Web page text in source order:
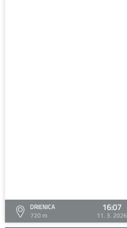
DRIENICA
720 m
16:07
11. 3. 2026